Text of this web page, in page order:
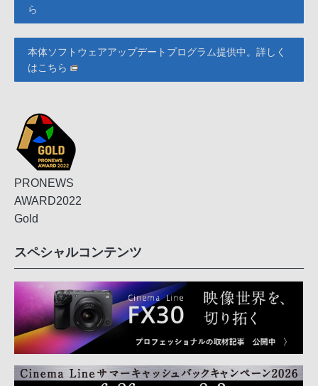
ら
本体ソフトウェアアップデートプログラム提供中。詳しく
はこちら
PRONEWS
AWARD2022
Gold
スペシャルコンテンツ